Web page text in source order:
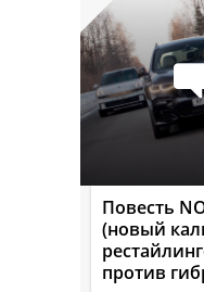
Повесть
(новый
против